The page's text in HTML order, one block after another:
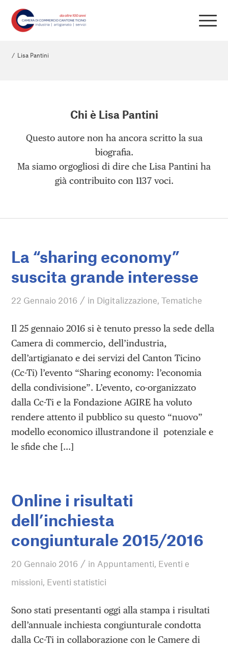
/ Lisa Pantini
Chi è Lisa Pantini
Questo autore non ha ancora scritto la sua
biografia.
Ma siamo orgogliosi di dire che Lisa Pantini ha
già contribuito con 1137 voci.
La “sharing economy”
suscita grande interesse
22 Gennaio 2016 / in Digitalizzazione ,Tematiche
Il 25 gennaio 2016 si è tenuto presso la sede della
Camera di commercio, dell’industria,
dell’artigianato e dei servizi del Canton Ticino
(Cc-Ti) l’evento “Sharing economy: l’economia
della condivisione”. L’evento, co-organizzato
dalla Cc-Ti e la Fondazione AGIRE ha voluto
rendere attento il pubblico su questo “nuovo”
modello economico illustrandone il potenziale e
le sfide che […]
Online i risultati
dell’inchiesta
congiunturale 2015/2016
20 Gennaio 2016 / in Appuntamenti Eventi e
missioni Eventi statistici
Sono stati presentanti oggi alla stampa i risultati
dell’annuale inchiesta congiunturale condotta
dalla Cc-Ti in collaborazione con le Camere di